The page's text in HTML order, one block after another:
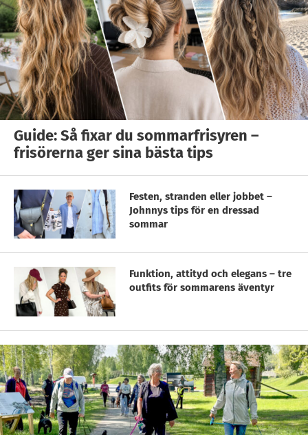
Guide: Så fixar du sommarfrisyren –
frisörerna ger sina bästa tips
Festen, stranden eller jobbet –
Johnnys tips för en dressad
sommar
Funktion, attityd och elegans – tre
outfits för sommarens äventyr